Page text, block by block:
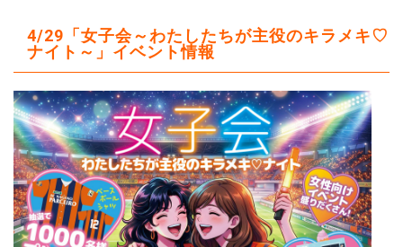
4/29「女子会～わたしたちが主役のキラメキ♡
ナイト～」イベント情報